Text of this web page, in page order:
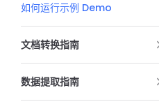
如何运行示例 Demo
文档转换指南
数据提取指南